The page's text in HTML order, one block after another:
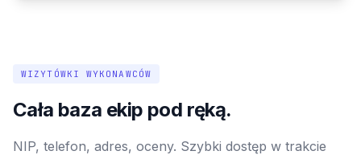
WIZYTÓWKI WYKONAWCÓW
Cała baza ekip pod ręką.
NIP, telefon, adres, oceny. Szybki dostęp w trakcie